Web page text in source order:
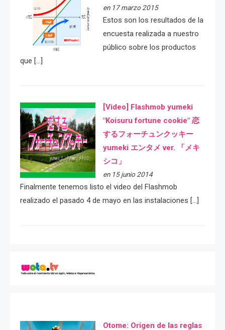
en 17 marzo 2015
Estos son los resultados de la
encuesta realizada a nuestro
público sobre los productos
que […]
[Video] Flashmob yumeki
"Koisuru fortune cookie" 恋
するフォーチュンクッキー
yumeki エンタメ ver. 「メキ
シコ」
en 15 junio 2014
Finalmente tenemos listo el video del Flashmob
realizado el pasado 4 de mayo en las instalaciones […]
Otome: Orígen de las reglas